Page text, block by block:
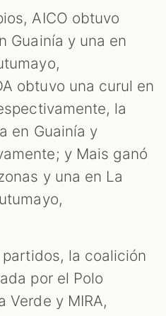
AICO obtuvo
Guainía y una en
obtuvo una curul en
la
en Guainía y
y Mais ganó
y una en La
la coalición
por el Polo
Verde y MIRA,